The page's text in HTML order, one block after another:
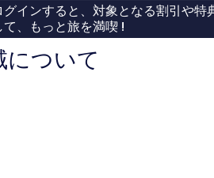
コ
251
グインすると、対象となる割引や
て、もっと旅を満喫 !
について